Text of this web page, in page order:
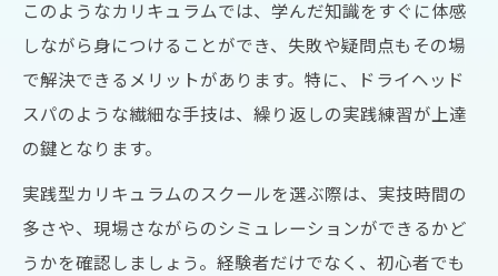
このようなカリキュラムでは、学んだ知識をすぐに体感
しながら身につけることができ、失敗や疑問点もその場
で解決できるメリットがあります。特に、ドライヘッド
スパのような繊細な手技は、繰り返しの実践練習が上達
の鍵となります。
実践型カリキュラムのスクールを選ぶ際は、実技時間の
多さや、現場さながらのシミュレーションができるかど
うかを確認しましょう。経験者だけでなく、初心者でも